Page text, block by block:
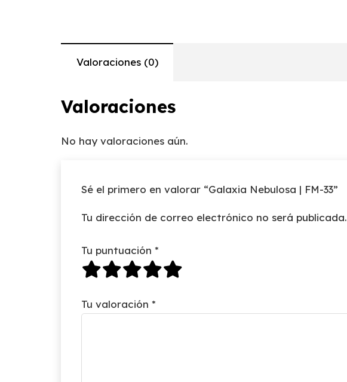
Valoraciones (0)
Valoraciones
No hay valoraciones aún.
Sé el primero en valorar “Galaxia Nebulosa | FM-33”
Tu dirección de correo electrónico no será publicada.
Tu puntuación *
Tu valoración *